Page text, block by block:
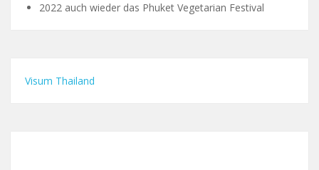
2022 auch wieder das Phuket Vegetarian Festival
Visum Thailand